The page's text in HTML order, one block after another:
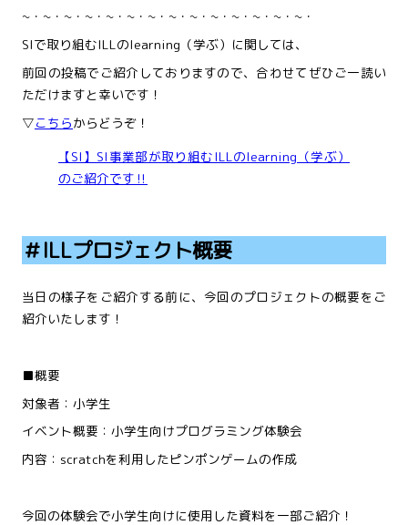
~・~・~・~・~・~・~・~・~・~・~・~・~・~・
SIで取り組むILLのlearning（学ぶ）に関しては、
前回の投稿でご紹介しておりますので、合わせてぜひご一読い
ただけますと幸いです！
▽こちらからどうぞ！
【SI】SI事業部が取り組むILLのlearning（学ぶ）
のご紹介です‼
＃ILLプロジェクト概要
当日の様子をご紹介する前に、今回のプロジェクトの概要をご
紹介いたします！
■概要
対象者：小学生
イベント概要：小学生向けプログラミング体験会
内容：scratchを利用したピンポンゲームの作成
今回の体験会で小学生向けに使用した資料を一部ご紹介！